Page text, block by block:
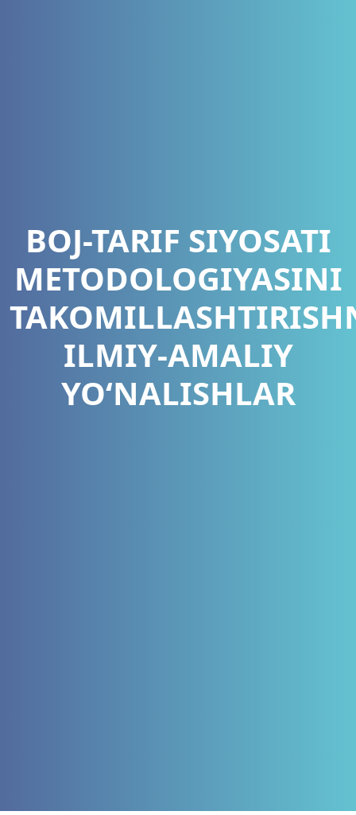
BOJ-TARIF SIYOSATI
METODOLOGIYASINI
ILMIY-AMALIY
YO‘NALISHLAR